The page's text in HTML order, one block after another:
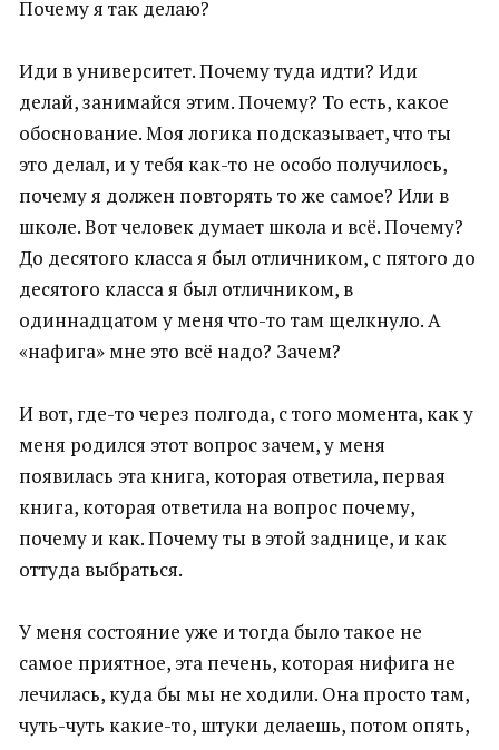
Почему я так делаю?
Иди в университет. Почему туда идти? Иди
делай, занимайся этим. Почему? То есть, какое
обоснование. Моя логика подсказывает, что ты
это делал, и у тебя как-то не особо получилось,
почему я должен повторять то же самое? Или в
школе. Вот человек думает школа и всё. Почему?
До десятого класса я был отличником, с пятого до
десятого класса я был отличником, в
одиннадцатом у меня что-то там щелкнуло. А
«нафига» мне это всё надо? Зачем?
И вот, где-то через полгода, с того момента, как у
меня родился этот вопрос зачем, у меня
появилась эта книга, которая ответила, первая
книга, которая ответила на вопрос почему,
почему и как. Почему ты в этой заднице, и как
оттуда выбраться.
У меня состояние уже и тогда было такое не
самое приятное, эта печень, которая нифига не
лечилась, куда бы мы не ходили. Она просто там,
чуть-чуть какие-то, штуки делаешь, потом опять,